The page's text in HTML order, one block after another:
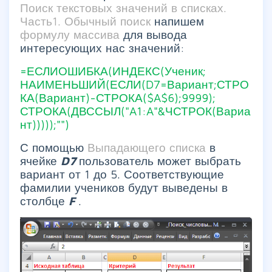
Поиск текстовых значений в списках.
Часть1. Обычный поиск напишем
формулу массива для вывода
интересующих нас значений:
=ЕСЛИОШИБКА(ИНДЕКС(Ученик;
НАИМЕНЬШИЙ(ЕСЛИ(D7=Вариант;СТРО
КА(Вариант)-СТРОКА($A$6);9999);
СТРОКА(ДВССЫЛ("A1:A"&ЧСТРОК(Вариа
нт)))));"")
С помощью Выпадающего списка в
ячейке D7пользователь может выбрать
вариант от 1 до 5. Соответствующие
фамилии учеников будут выведены в
столбце F.